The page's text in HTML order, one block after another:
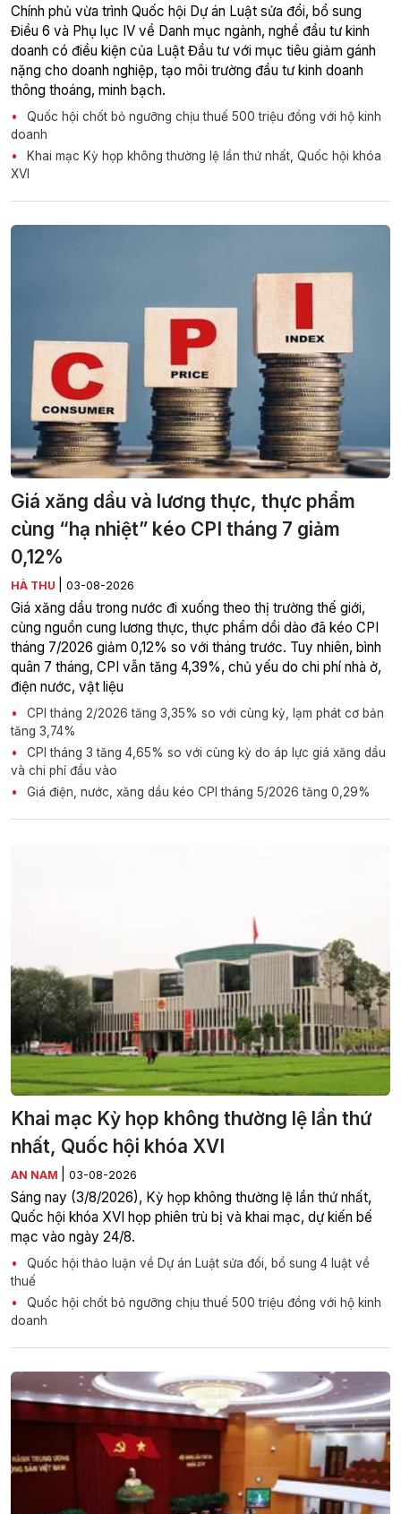
Chính phủ vừa trình Quốc hội Dự án Luật sửa đổi, bổ sung
Điều 6 và Phụ lục IV về Danh mục ngành, nghề đầu tư kinh
doanh có điều kiện của Luật Đầu tư với mục tiêu giảm gánh
nặng cho doanh nghiệp, tạo môi trường đầu tư kinh doanh
thông thoáng, minh bạch.
Quốc hội chốt bỏ ngưỡng chịu thuế 500 triệu đồng với hộ kinh
doanh
Khai mạc Kỳ họp không thường lệ lần thứ nhất, Quốc hội khóa
XVI
Giá xăng dầu và lương thực, thực phẩm
cùng “hạ nhiệt” kéo CPI tháng 7 giảm
0,12%
HÀ THU 03-08-2026
Giá xăng dầu trong nước đi xuống theo thị trường thế giới,
cùng nguồn cung lương thực, thực phẩm dồi dào đã kéo CPI
tháng 7/2026 giảm 0,12% so với tháng trước. Tuy nhiên, bình
quân 7 tháng, CPI vẫn tăng 4,39%, chủ yếu do chi phí nhà ở,
điện nước, vật liệu
CPI tháng 2/2026 tăng 3,35% so với cùng kỳ, lạm phát cơ bản
tăng 3,74%
CPI tháng 3 tăng 4,65% so với cùng kỳ do áp lực giá xăng dầu
và chi phí đầu vào
Giá điện, nước, xăng dầu kéo CPI tháng 5/2026 tăng 0,29%
Khai mạc Kỳ họp không thường lệ lần thứ
nhất, Quốc hội khóa XVI
AN NAM 03-08-2026
Sáng nay (3/8/2026), Kỳ họp không thường lệ lần thứ nhất,
Quốc hội khóa XVI họp phiên trù bị và khai mạc, dự kiến bế
mạc vào ngày 24/8.
Quốc hội thảo luận về Dự án Luật sửa đổi, bổ sung 4 luật về
thuế
Quốc hội chốt bỏ ngưỡng chịu thuế 500 triệu đồng với hộ kinh
doanh